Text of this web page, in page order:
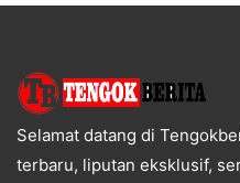
Selamat datang di
terbaru, liputan eksklusif,